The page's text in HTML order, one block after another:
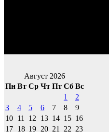
Август 2026
Пн Вт Ср Чт Пт Сб Вс
1
2
3
4 5 6 7 8
9
10 11 12 13 14 15 16
17 18 19 20 21 22 23